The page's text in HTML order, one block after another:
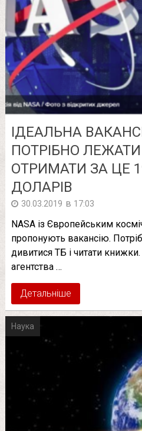
ІДЕАЛЬНА
ПОТРІБНО ЛЕЖАТИ
ОТРИМАТИ ЗА ЦЕ
ДОЛАРІВ
30.03.2019 в 17:03
NASA із Європейським
пропонують вакансію.
дивитися ТБ і читати
агентства …
Детальніше
Наука